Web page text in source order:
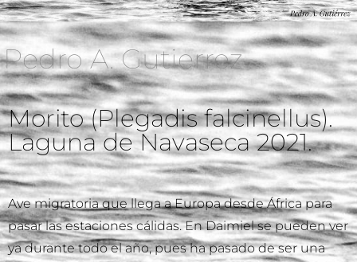
Pedro A. Gutierrez
Morito (Plegadis falcinellus).
Laguna de Navaseca 2021.
Ave migratoria que llega a Europa desde África para
pasar las estaciones cálidas. En Daimiel se pueden ver
ya durante todo el año, pues ha pasado de ser una